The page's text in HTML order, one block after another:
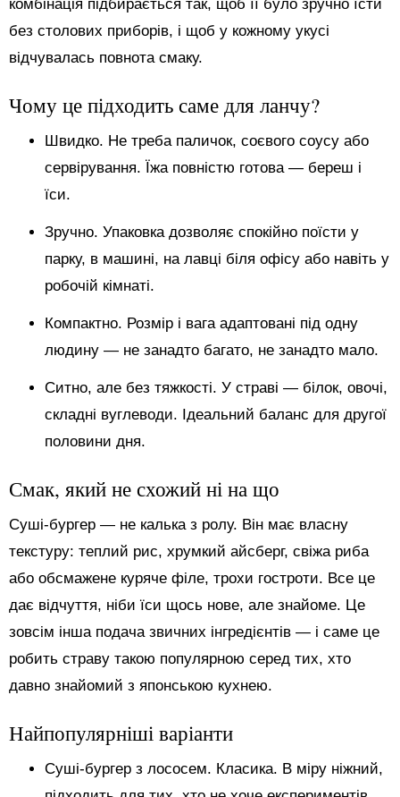
комбінація підбирається так, щоб її було зручно їсти
без столових приборів, і щоб у кожному укусі
відчувалась повнота смаку.
Чому це підходить саме для ланчу?
Швидко. Не треба паличок, соєвого соусу або
сервірування. Їжа повністю готова — береш і
їси.
Зручно. Упаковка дозволяє спокійно поїсти у
парку, в машині, на лавці біля офісу або навіть у
робочій кімнаті.
Компактно. Розмір і вага адаптовані під одну
людину — не занадто багато, не занадто мало.
Ситно, але без тяжкості. У страві — білок, овочі,
складні вуглеводи. Ідеальний баланс для другої
половини дня.
Смак, який не схожий ні на що
Суші-бургер — не калька з ролу. Він має власну
текстуру: теплий рис, хрумкий айсберг, свіжа риба
або обсмажене куряче філе, трохи гостроти. Все це
дає відчуття, ніби їси щось нове, але знайоме. Це
зовсім інша подача звичних інгредієнтів — і саме це
робить страву такою популярною серед тих, хто
давно знайомий з японською кухнею.
Найпопулярніші варіанти
Суші-бургер з лососем. Класика. В міру ніжний,